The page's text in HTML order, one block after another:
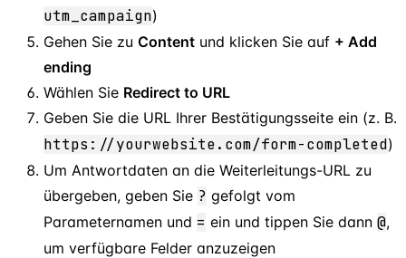
utm campaign)
Gehen Sie zu Content und klicken Sie auf + Add
ending
Wählen Sie Redirect to URL
Geben Sie die URL Ihrer Bestätigungsseite ein (z. B.
https://yourwebsite.com/form-completed)
Um Antwortdaten an die Weiterleitungs-URL zu
übergeben, geben Sie ? gefolgt vom
Parameternamen und = ein und tippen Sie dann @,
um verfügbare Felder anzuzeigen